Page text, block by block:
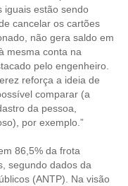
iguais estão sendo
cancelar os cartões
não gera saldo em
mesma conta na
pelo engenheiro.
reforça a ideia de
comparar (a
da pessoa,
por exemplo.”
86,5% da frota
segundo dados da
(ANTP). Na visão